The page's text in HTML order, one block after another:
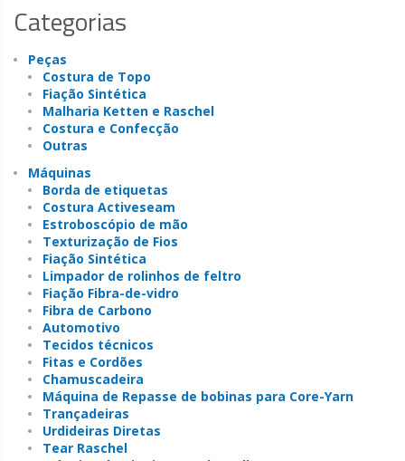
Categorias
Peças
Costura de Topo
Fiação Sintética
Malharia Ketten e Raschel
Costura e Confecção
Outras
Máquinas
Borda de etiquetas
Costura Activeseam
Estroboscópio de mão
Texturização de Fios
Fiação Sintética
Limpador de rolinhos de feltro
Fiação Fibra-de-vidro
Fibra de Carbono
Automotivo
Tecidos técnicos
Fitas e Cordões
Chamuscadeira
Máquina de Repasse de bobinas para Core-Yarn
Trançadeiras
Urdideiras Diretas
Tear Raschel